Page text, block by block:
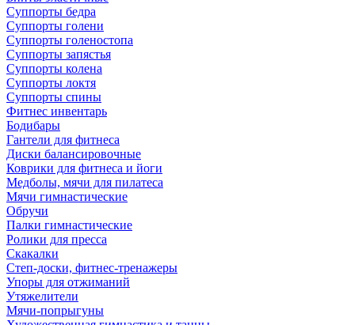
Суппорты бедра
Суппорты голени
Суппорты голеностопа
Суппорты запястья
Суппорты колена
Суппорты локтя
Суппорты спины
Фитнес инвентарь
Бодибары
Гантели для фитнеса
Диски балансировочные
Коврики для фитнеса и йоги
Медболы, мячи для пилатеса
Мячи гимнастические
Обручи
Палки гимнастические
Ролики для пресса
Скакалки
Степ-доски, фитнес-тренажеры
Упоры для отжиманий
Утяжелители
Мячи-попрыгуны